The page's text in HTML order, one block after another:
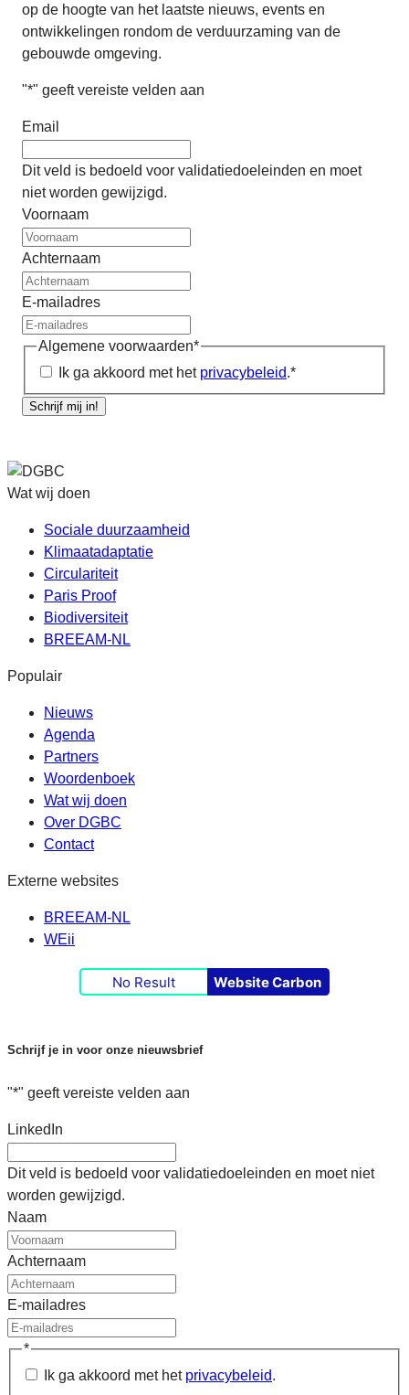
op de hoogte van het laatste nieuws, events en
ontwikkelingen rondom de verduurzaming van de
gebouwde omgeving.
"*" geeft vereiste velden aan
Email
Dit veld is bedoeld voor validatiedoeleinden en moet
niet worden gewijzigd.
Voornaam
Achternaam
E-mailadres
Algemene voorwaarden*
Ik ga akkoord met het privacybeleid.*
Schrijf mij in!
Wat wij doen
Sociale duurzaamheid
Klimaatadaptatie
Circulariteit
Paris Proof
Biodiversiteit
BREEAM-NL
Populair
Nieuws
Agenda
Partners
Woordenboek
Wat wij doen
Over DGBC
Contact
Externe websites
BREEAM-NL
WEii
No Result Website Carbon
Schrijf je in voor onze nieuwsbrief
"*" geeft vereiste velden aan
LinkedIn
Dit veld is bedoeld voor validatiedoeleinden en moet niet
worden gewijzigd.
Naam
Achternaam
E-mailadres
*
Ik ga akkoord met het privacybeleid.